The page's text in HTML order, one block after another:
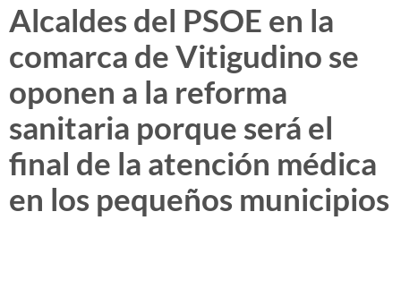
Alcaldes del PSOE en la
comarca de Vitigudino se
oponen a la reforma
sanitaria porque será el
final de la atención médica
en los pequeños municipios